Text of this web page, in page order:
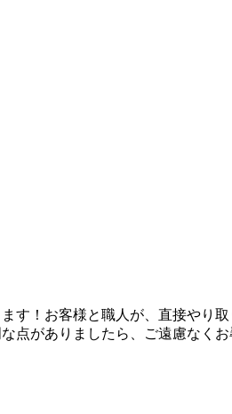
す！お客様と職人が、直接やり
点がありましたら、ご遠慮なくお